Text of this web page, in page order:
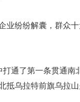
业纷纷解囊，群众
通了第一条贯通南
抵乌拉特前旗乌拉